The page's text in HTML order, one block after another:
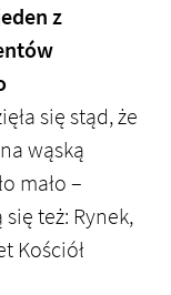
z
się stąd, że
wąską
mało –
też: Rynek,
Kościół